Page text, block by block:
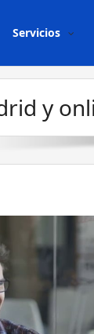
Servicios
y